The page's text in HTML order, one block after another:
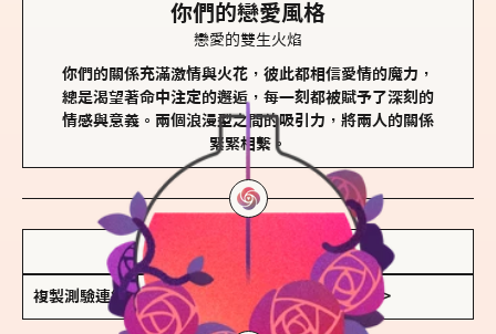
你們的戀愛風格
戀愛的雙生火焰
你們的關係充滿激情與火花，彼此都相信愛情的魔力，
總是渴望著命中注定的邂逅，每一刻都被賦予了深刻的
情感與意義。兩個浪漫型之間的吸引力，將兩人的關係
緊緊相繫。
儲存我的結果圖
複製測驗連結 查看香氛類型全解析 >>>